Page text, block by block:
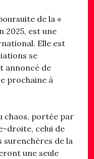
de la «
2025, est une
Elle est
se
annoncé de
prochaine à
chaos, portée par
droite, celui de
surenchères de la
une seule